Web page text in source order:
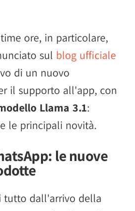
ore, in particolare,
sul blog ufficiale
di un nuovo
il supporto all'app, con
Llama 3.1:
le principali novità.
le nuove
tutto dall'arrivo della